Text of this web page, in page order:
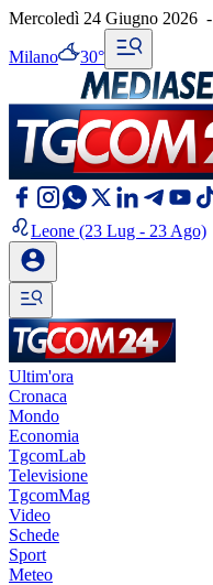
Mercoledì 24 Giugno 2026 -
Milano 30°
Leone (23 Lug - 23 Ago)
Ultim'ora
Cronaca
Mondo
Economia
TgcomLab
Televisione
TgcomMag
Video
Schede
Sport
Meteo